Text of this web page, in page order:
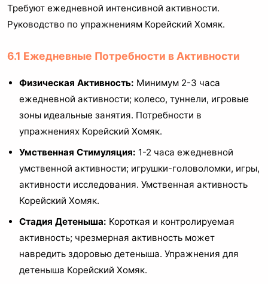
Требуют ежедневной интенсивной активности.
Руководство по упражнениям Корейский Хомяк.
6.1 Ежедневные Потребности в Активности
Физическая Активность: Минимум 2-3 часа
ежедневной активности; колесо, туннели, игровые
зоны идеальные занятия. Потребности в
упражнениях Корейский Хомяк.
Умственная Стимуляция: 1-2 часа ежедневной
умственной активности; игрушки-головоломки, игры,
активности исследования. Умственная активность
Корейский Хомяк.
Стадия Детеныша: Короткая и контролируемая
активность; чрезмерная активность может
навредить здоровью детеныша. Упражнения для
детеныша Корейский Хомяк.